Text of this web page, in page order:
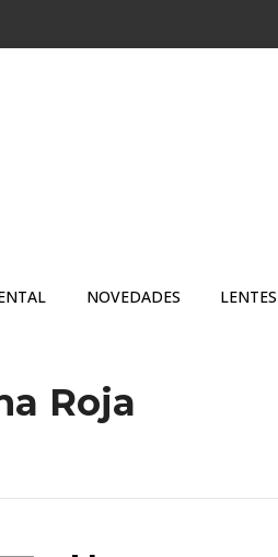
NOVEDADES LENTES
Roja